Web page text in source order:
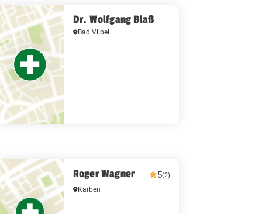
Dr. Wolfgang Blaß
Bad Vilbel
Roger Wagner 5(2)
Karben